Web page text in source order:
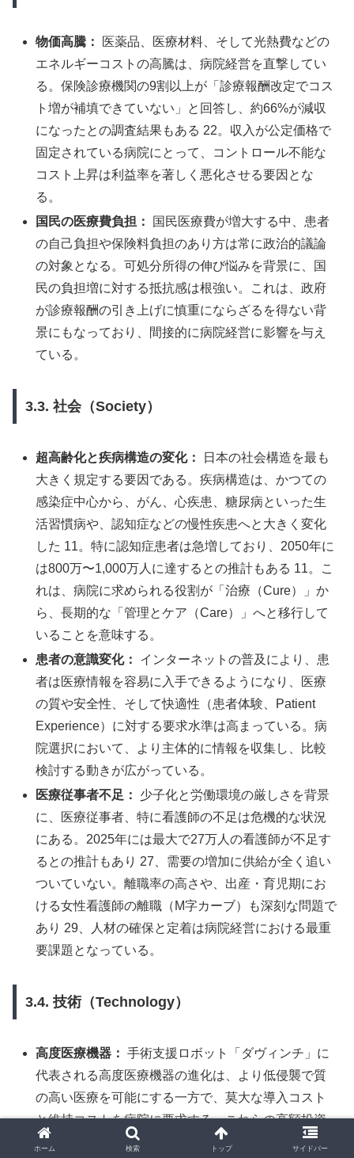
物価高騰：
医薬品、医療材料、そして光熱費などの
エネルギーコストの高騰は、病院経営を直撃してい
る。保険診療機関の9割以上が「診療報酬改定でコス
ト増が補填できていない」と回答し、約66%が減収
になったとの調査結果もある 22。収入が公定価格で
固定されている病院にとって、コントロール不能な
コスト上昇は利益率を著しく悪化させる要因とな
る。
国民の医療費負担：
国民医療費が増大する中、患者
の自己負担や保険料負担のあり方は常に政治的議論
の対象となる。可処分所得の伸び悩みを背景に、国
民の負担増に対する抵抗感は根強い。これは、政府
が診療報酬の引き上げに慎重にならざるを得ない背
景にもなっており、間接的に病院経営に影響を与え
ている。
3.3. 社会（Society）
超高齢化と疾病構造の変化：
日本の社会構造を最も
大きく規定する要因である。疾病構造は、かつての
感染症中心から、がん、心疾患、糖尿病といった生
活習慣病や、認知症などの慢性疾患へと大きく変化
した 11。特に認知症患者は急増しており、2050年に
は800万〜1,000万人に達するとの推計もある 11。こ
れは、病院に求められる役割が「治療（Cure）」か
ら、長期的な「管理とケア（Care）」へと移行して
いることを意味する。
患者の意識変化：
インターネットの普及により、患
者は医療情報を容易に入手できるようになり、医療
の質や安全性、そして快適性（患者体験、Patient
Experience）に対する要求水準は高まっている。病
院選択において、より主体的に情報を収集し、比較
検討する動きが広がっている。
医療従事者不足：
少子化と労働環境の厳しさを背景
に、医療従事者、特に看護師の不足は危機的な状況
にある。2025年には最大で27万人の看護師が不足す
るとの推計もあり 27、需要の増加に供給が全く追い
ついていない。離職率の高さや、出産・育児期にお
ける女性看護師の離職（M字カーブ）も深刻な問題で
あり 29、人材の確保と定着は病院経営における最重
要課題となっている。
3.4. 技術（Technology）
高度医療機器： 手術支援ロボット「ダヴィンチ」に
代表される高度医療機器の進化は、より低侵襲で質
の高い医療を可能にする一方で、莫大な導入コスト
と維持コストを病院に要求する。これらの高額投資
は、病院の専門性やブランド価値を高める一方、経
ホーム 検索 トップ サイドバー